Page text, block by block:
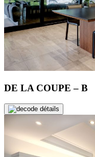
DE LA COUPE – B
de détails